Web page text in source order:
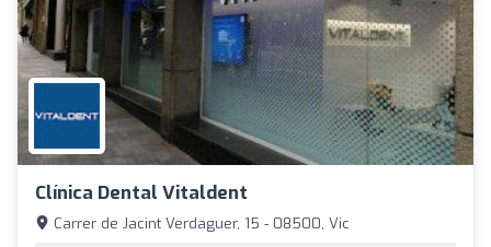
Clínica Dental Vitaldent
Carrer de Jacint Verdaguer, 15 - 08500, Vic